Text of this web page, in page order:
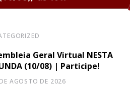
Geral Virtual NESTA
(10/08) | Participe!
AGOSTO DE 2026